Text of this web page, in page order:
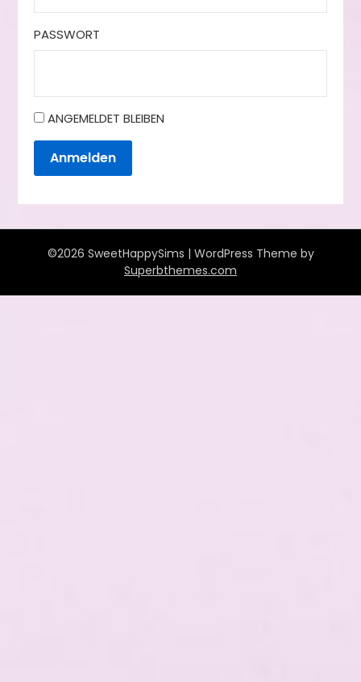
PASSWORT
ANGEMELDET BLEIBEN
Anmelden
©2026 SweetHappySims | WordPress Theme by
Superbthemes.com